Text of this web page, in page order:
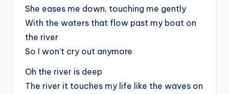
She eases me down, touching me gently
With the waters that flow past my boat on
the river
So I won’t cry out anymore
Oh the river is deep
The river it touches my life like the waves on